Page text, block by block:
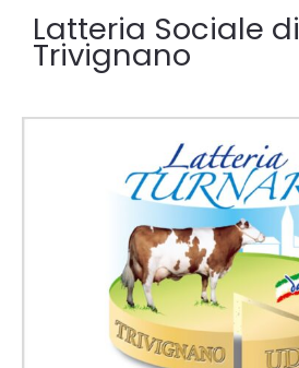
Latteria Sociale di
Trivignano